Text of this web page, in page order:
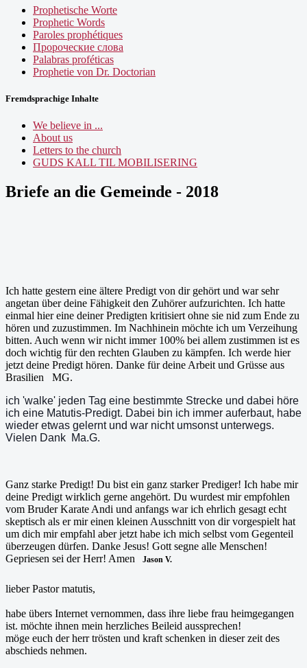
Prophetische Worte
Prophetic Words
Paroles prophétiques
Пророческие слова
Palabras proféticas
Prophetie von Dr. Doctorian
Fremdsprachige Inhalte
We believe in ...
About us
Letters to the church
GUDS KALL TIL MOBILISERING
Briefe an die Gemeinde - 2018
Ich hatte gestern eine ältere Predigt von dir gehört und war sehr
angetan über deine Fähigkeit den Zuhörer aufzurichten. Ich hatte
einmal hier eine deiner Predigten kritisiert ohne sie nid zum Ende zu
hören und zuzustimmen. Im Nachhinein möchte ich um Verzeihung
bitten. Auch wenn wir nicht immer 100% bei allem zustimmen ist es
doch wichtig für den rechten Glauben zu kämpfen. Ich werde hier
jetzt deine Predigt hören. Danke für deine Arbeit und Grüsse aus
Brasilien MG.
ich 'walke' jeden Tag eine bestimmte Strecke und dabei höre
ich eine Matutis-Predigt. Dabei bin ich immer auferbaut, habe
wieder etwas gelernt und war nicht umsonst unterwegs.
Vielen Dank Ma.G.
Ganz starke Predigt! Du bist ein ganz starker Prediger! Ich habe mir
deine Predigt wirklich gerne angehört. Du wurdest mir empfohlen
vom Bruder Karate Andi und anfangs war ich ehrlich gesagt echt
skeptisch als er mir einen kleinen Ausschnitt von dir vorgespielt hat
um dich mir empfahl aber jetzt habe ich mich selbst vom Gegenteil
überzeugen dürfen. Danke Jesus! Gott segne alle Menschen!
Gepriesen sei der Herr! Amen
Jason V.
lieber Pastor matutis,
habe übers Internet vernommen, dass ihre liebe frau heimgegangen
ist. möchte ihnen mein herzliches Beileid aussprechen!
möge euch der herr trösten und kraft schenken in dieser zeit des
abschieds nehmen.